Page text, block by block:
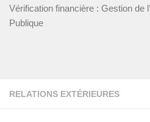
RELATIONS EXTÉRIEURES
Vérification financière : Gestion de
Publique